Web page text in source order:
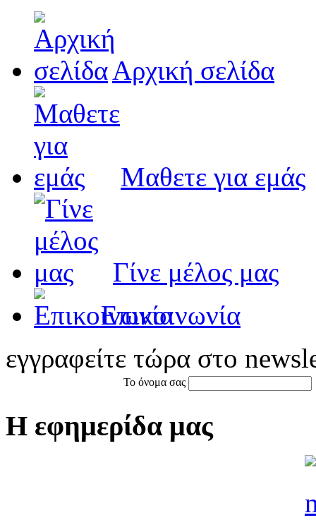
Αρχική σελίδα
Μαθετε για εμάς
Γίνε μέλος μας
Eπικοινωνία
εγγραφείτε τώρα στο
Το όνομα σας
Η εφημερίδα μας